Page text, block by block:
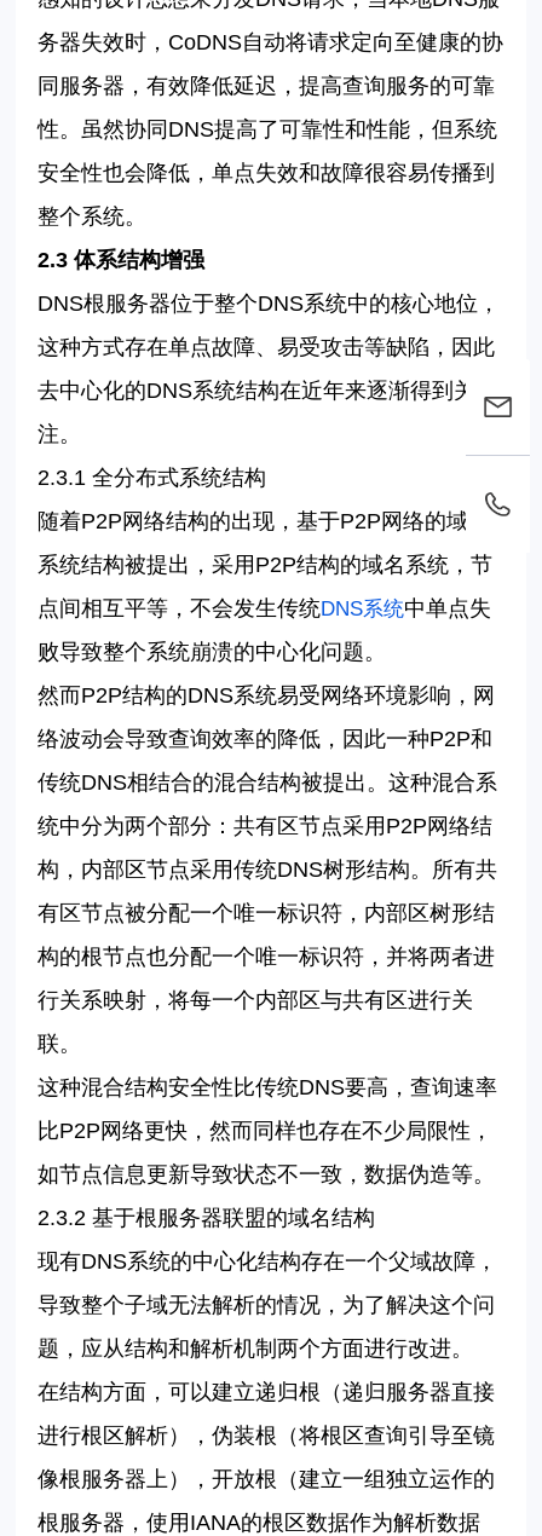
务器失效时， CoDNS自动将请求定向至健康的协
同服务器，有效降低延迟，提高查询服务的可靠
性。虽然协同 DNS提高了可靠性和性能，但系统
安全性也会降低，单点失效和故障很容易传播到
整个系统。
2.3体系结构增强
DNS根服务器位于整个DNS系统中的核心地位，
这种方式存在单点故障、易受攻击等缺陷，因此
去中心化的DNS系统结构在近年来逐渐得到关
注。
2.3.1全分布式系统结构
随着P2P 网络结构的出现，基于P2P 网络的域名
系统结构被提出，采用 P2P结构的域名系统，节
点间相互平等，不会发生传统DNS系统中单点失
败导致整个系统崩溃的中心化问题。
然而P2P结构的DNS系统易受网络环境影响，网
络波动会导致查询效率的降低，因此一种P2P和
传统DNS相结合的混合结构被提出。这种混合系
统中分为两个部分：共有区节点采用 P2P 网络结
构，内部区节点采用传统DNS树形结构。所有共
有区节点被分配一个唯一标识符，内部区树形结
构的根节点也分配一个唯一标识符，并将两者进
行关系映射，将每一个内部区与共有区进行关
联。
这种混合结构安全性比传统DNS要高，查询速率
比P2P 网络更快，然而同样也存在不少局限性，
如节点信息更新导致状态不一致，数据伪造等。
2.3.2基于根服务器联盟的域名结构
现有DNS系统的中心化结构存在一个父域故障，
导致整个子域无法解析的情况，为了解决这个问
题，应从结构和解析机制两个方面进行改进。
在结构方面，可以建立递归根（递归服务器直接
进行根区解析），伪装根（将根区查询引导至镜
像根服务器上），开放根（建立一组独立运作的
根服务器，使用 IANA的根区数据作为解析数据